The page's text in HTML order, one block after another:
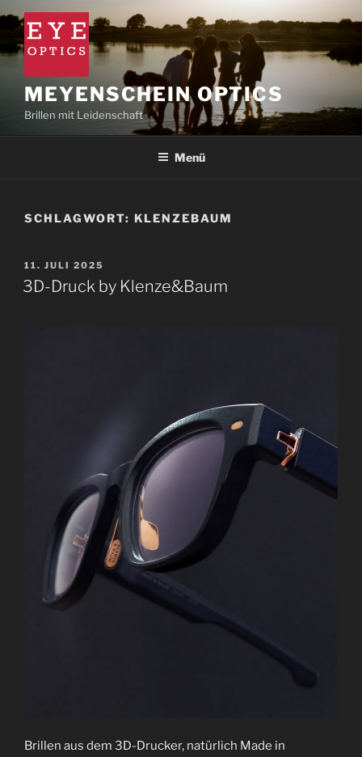
Zum
Inhalt
springen
MEYENSCHEIN OPTICS
Brillen mit Leidenschaft
Menü
SCHLAGWORT: KLENZEBAUM
VERÖFFENTLICHT
AM
11. JULI 2025
3D-Druck by Klenze&Baum
Brillen aus dem 3D-Drucker, natürlich Made in